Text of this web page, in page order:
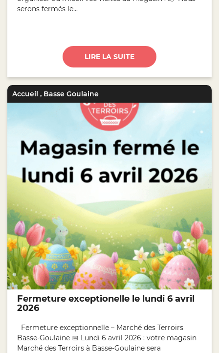
serons fermés le...
LIRE LA SUITE
Accueil , Basse Goulaine
Fermeture exceptionelle le lundi 6 avril
2026
Fermeture exceptionnelle – Marché des Terroirs
Basse-Goulaine 📅 Lundi 6 avril 2026 : votre magasin
Marché des Terroirs à Basse-Goulaine sera